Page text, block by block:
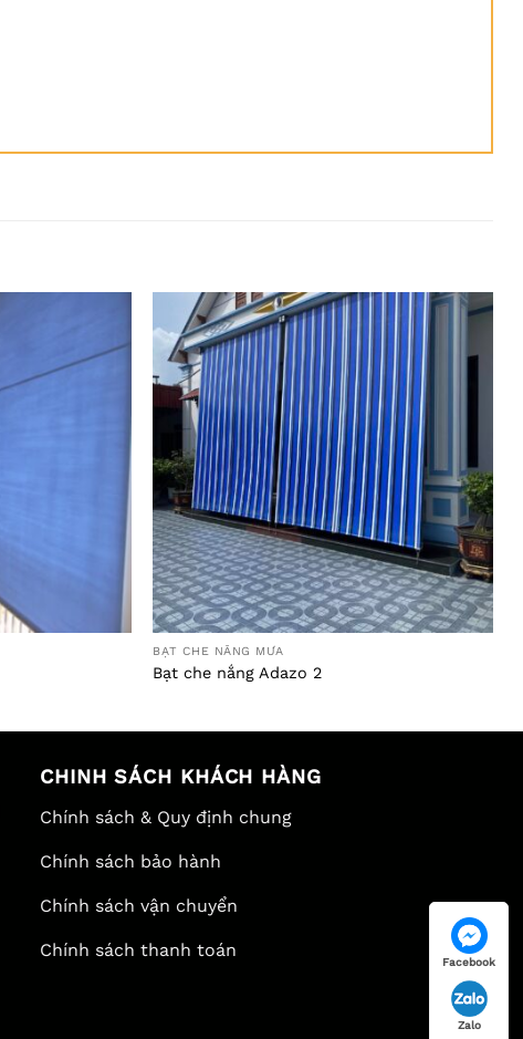
BẠT CHE NẮNG MƯA
Bạt che nắng Adazo 2
CHINH SÁCH KHÁCH HÀNG
Chính sách & Quy định chung
Chính sách bảo hành
Chính sách vận chuyển
Chính sách thanh toán
Facebook
Zalo